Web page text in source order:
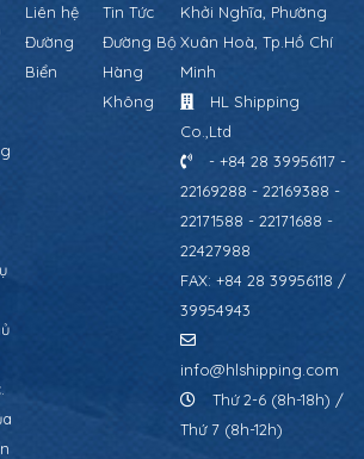
Liên hệ
Tin Tức
Đường
Biển
Đường Bộ
Hàng
Không
Khởi Nghĩa, Phường
Xuân Hoà, Tp.Hồ Chí
Minh
HL Shipping
Co.,Ltd
- +84 28 39956117 -
22169288 - 22169388 -
22171588 - 22171688 -
22427988
FAX: +84 28 39956118 /
39954943
info@hlshipping.com
Thứ 2-6 (8h-18h) /
Thứ 7 (8h-12h)